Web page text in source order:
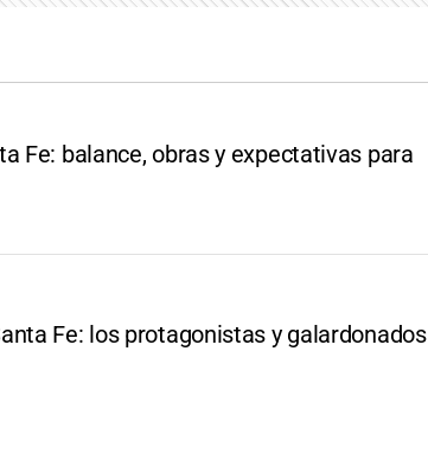
Fe: balance, obras y expectativas para
Fe: los protagonistas y galardonados